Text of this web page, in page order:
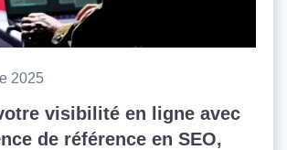
2025
visibilité en ligne avec
de référence en SEO,